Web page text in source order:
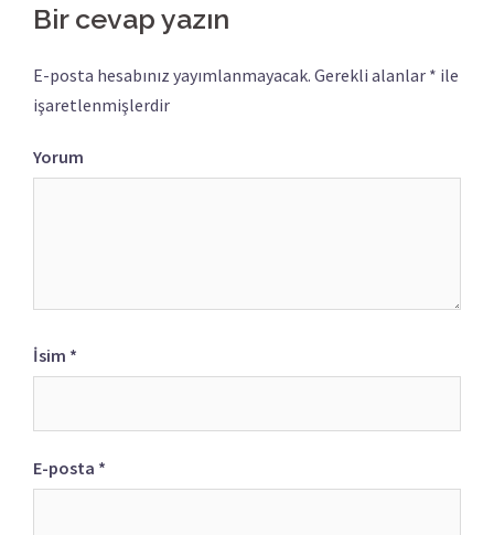
Bir cevap yazın
E-posta hesabınız yayımlanmayacak. Gerekli alanlar * ile
işaretlenmişlerdir
Yorum
İsim *
E-posta *